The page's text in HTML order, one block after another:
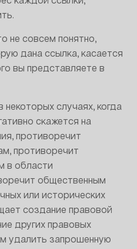
не совсем понятно,
дана ссылка, касается
вы представляете в
случаях, когда
скажется на
противоречит
противоречит
в области
общественным
или исторических
создание правовой
других правовых
удалить запрошенную